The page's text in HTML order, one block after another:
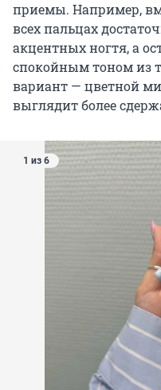
приемы. Например,
всех пальцах
акцентных ногтя, а
спокойным тоном из
вариант — цветной
выглядит более
1 из 6